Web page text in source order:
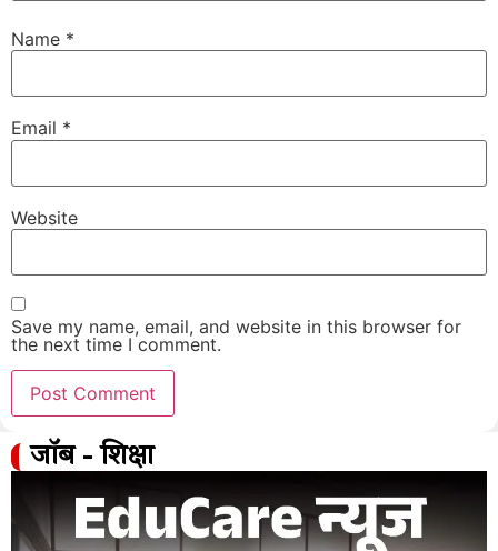
Name *
Email *
Website
Save my name, email, and website in this browser for
the next time I comment.
जॉब - शिक्षा